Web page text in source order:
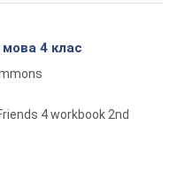
мова 4 клас
4 workbook 2nd